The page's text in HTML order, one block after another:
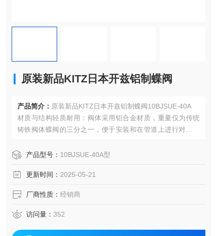
原装新品KITZ日本开兹铝制蝶阀
产品简介： 原装新品KITZ日本开兹铝制蝶阀10BJSUE-40A
材质与结构轻质耐用：阀体采用铝合金材质，重量仅为传统
铸铁阀体蝶阀的三分之一，便于安装和在管道上进行对中操
使用，降低了维护成本。
产品型号： 10BJSUE-40A型
更新时间： 2025-05-21
厂商性质： 经销商
访问量： 352